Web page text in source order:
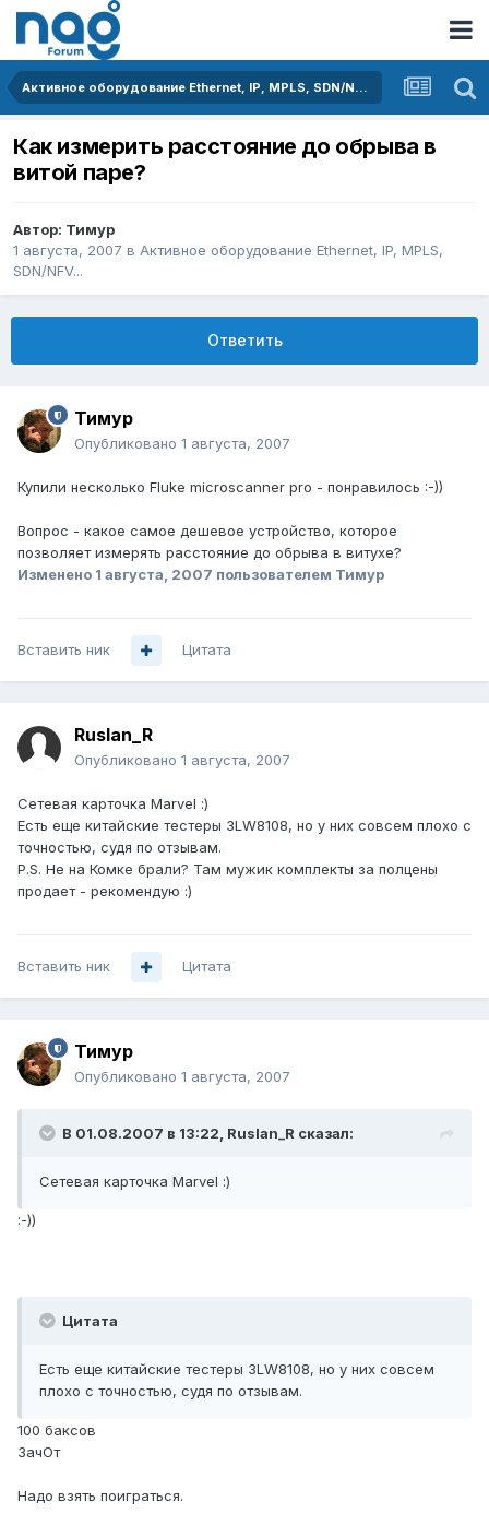
Активное оборудование Ethernet, IP, MPLS, SDN/NFV...
Как измерить расстояние до обрыва в
витой паре?
Автор: Тимур
1 августа, 2007 в Активное оборудование Ethernet, IP, MPLS,
SDN/NFV...
Ответить
Тимур
Опубликовано 1 августа, 2007
Купили несколько Fluke microscanner pro - понравилось :-))
Вопрос - какое самое дешевое устройство, которое
позволяет измерять расстояние до обрыва в витухе?
Изменено 1 августа, 2007 пользователем Тимур
Вставить ник Цитата
Ruslan_R
Опубликовано 1 августа, 2007
Сетевая карточка Marvel :)
Есть еще китайские тестеры 3LW8108, но у них совсем плохо с
точностью, судя по отзывам.
P.S. Не на Комке брали? Там мужик комплекты за полцены
продает - рекомендую :)
Вставить ник Цитата
Тимур
Опубликовано 1 августа, 2007
В 01.08.2007 в 13:22, Ruslan_R сказал:
Сетевая карточка Marvel :)
:-))
Цитата
Есть еще китайские тестеры 3LW8108, но у них совсем
плохо с точностью, судя по отзывам.
100 баксов
ЗачОт
Надо взять поиграться.